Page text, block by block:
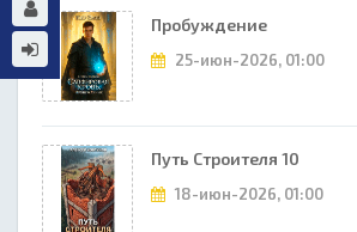
Пробуждение
25-июн-2026, 01:00
Путь Строителя 10
18-июн-2026, 01:00